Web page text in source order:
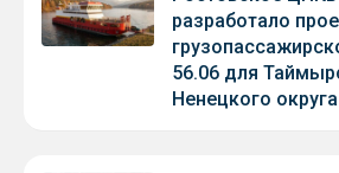
разработало
56.06 для
Ненецкого округа